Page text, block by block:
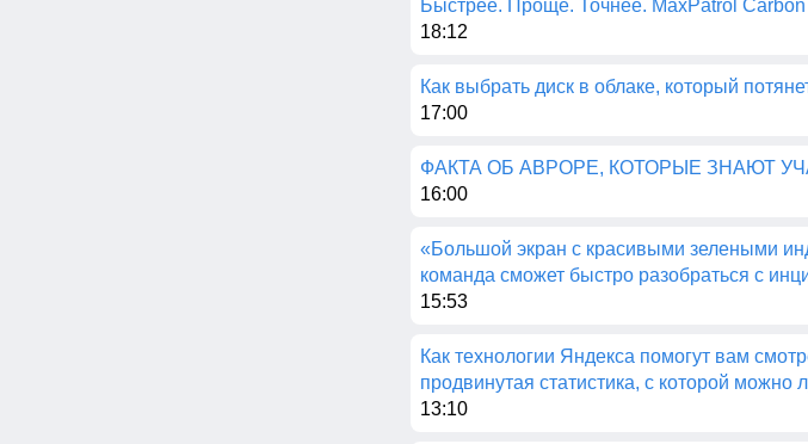
Быстрее. Проще. Точнее. MaxPatrol Carbon
18:12
Как выбрать диск в облаке, который
17:00
ФАКТА ОБ АВРОРЕ, КОТОРЫЕ ЗНАЮТ
16:00
«Большой экран с красивыми зелеными
команда сможет быстро разобраться с
15:53
Как технологии Яндекса помогут вам
продвинутая статистика, с которой
13:10